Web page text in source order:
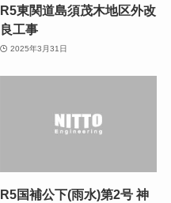
R5東関道島須茂木地区外改
良工事
2025年3月31日
R5国補公下(雨水)第2号 神